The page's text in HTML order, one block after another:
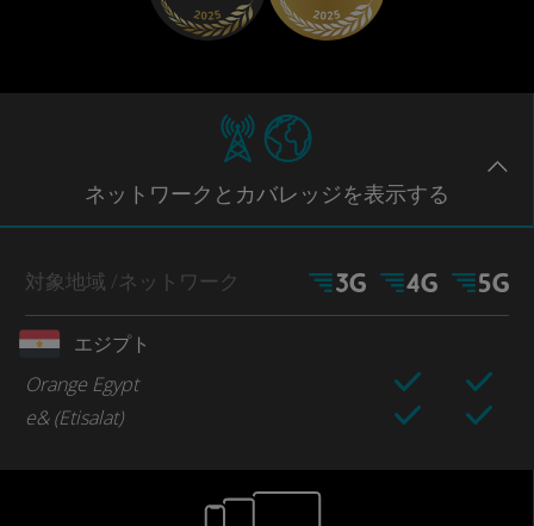
ネットワークとカバレッジを表示する
対象地域 /ネットワーク
エジプト
Orange Egypt
e& (Etisalat)